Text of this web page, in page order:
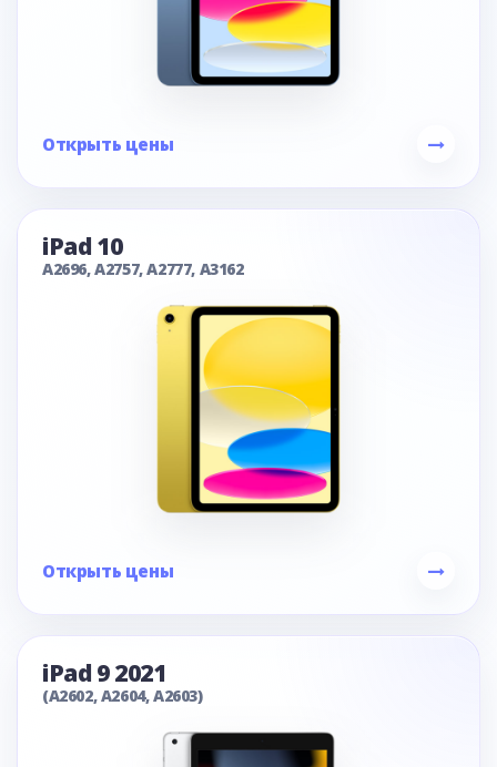
Открыть цены
iPad 10
A2696, A2757, A2777, A3162
Открыть цены
iPad 9 2021
(A2602, A2604, A2603)